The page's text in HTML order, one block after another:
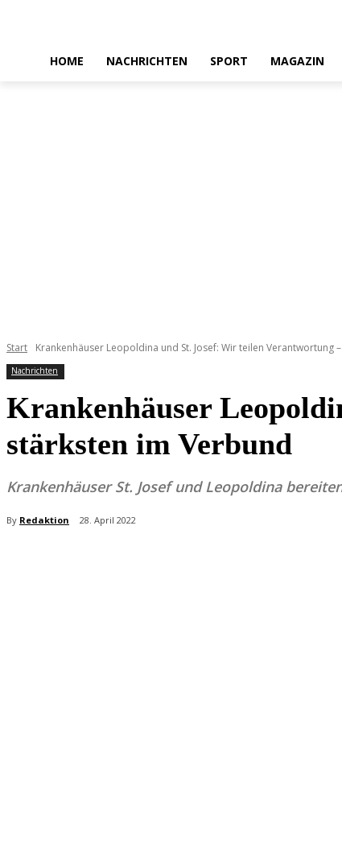
HOME NACHRICHTEN SPORT MAGAZIN
Start Krankenhäuser Leopoldina und St. Josef: Wir teilen Verantwortung
Nachrichten
Krankenhäuser
stärksten im Verbund
Krankenhäuser St. Josef und Leopoldina
By Redaktion 28. April 2022